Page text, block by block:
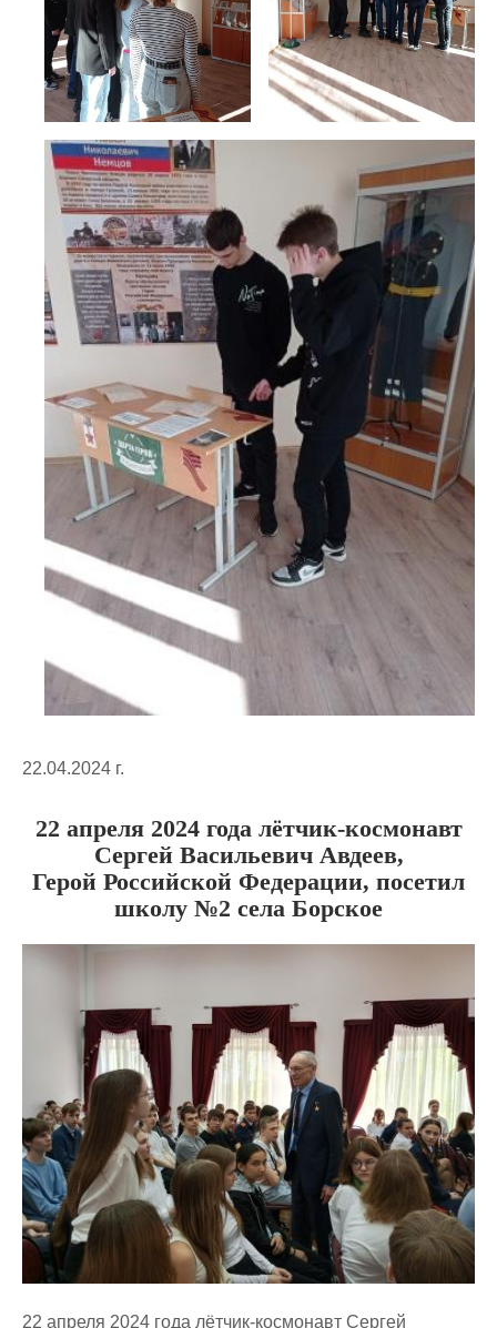
22.04.2024 г.
22 апреля 2024 года лётчик-космонавт
Сергей Васильевич Авдеев,
Герой Российской Федерации, посетил
школу №2 села Борское
22 апреля 2024 года лётчик-космонавт Сергей